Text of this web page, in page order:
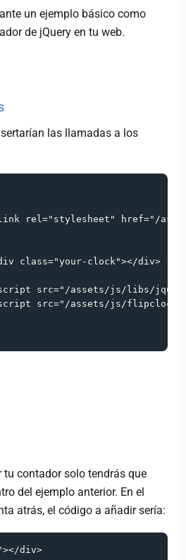
un ejemplo básico como
de jQuery en tu web.
las llamadas a los
link rel="stylesheet" href="/
class="your-clock"></div>
src="/assets/js/libs/
src="/assets/js/
tu contador solo tendrás que
del ejemplo anterior. En el
atrás, el código a añadir sería:
></div>